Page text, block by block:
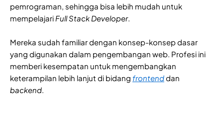
pemrograman, sehingga bisa lebih mudah untuk
mempelajari Full Stack Developer.
Mereka sudah familiar dengan konsep-konsep dasar
yang digunakan dalam pengembangan web. Profesi ini
memberi kesempatan untuk mengembangkan
keterampilan lebih lanjut di bidang frontenddan
backend.